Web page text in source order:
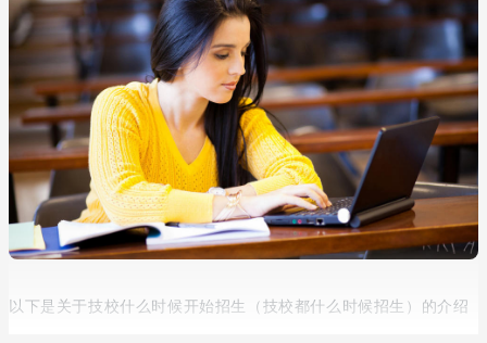
以下是关于技校什么时候开始招生（技校都什么时候招生）的介绍